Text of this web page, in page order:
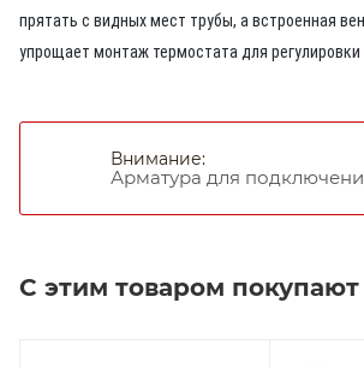
прятать с видных мест трубы, а встроенная
упрощает монтаж термостата для регулировки
Внимание:
Арматура для
С этим товаром покупают